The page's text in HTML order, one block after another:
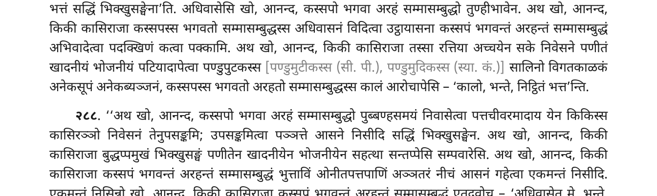
भत्तं सद्धिं भिक्खुसङ्घेना’ति. अधिवासेसि खो, आनन्द, कस्सपो भगवा अरहं सम्मासम्बुद्धो तुण्हीभावेन. अथ खो, आनन्द,
किकी कासिराजा कस्सपस्स भगवतो सम्मासम्बुद्धस्स अधिवासनं विदित्वा उट्ठायासना कस्सपं भगवन्तं अरहन्तं सम्मासम्बुद्धं
अभिवादेत्वा पदक्खिणं कत्वा पक्कामि. अथ खो, आनन्द, किकी कासिराजा तस्सा रत्तिया अच्चयेन सके निवेसने पणीतं
खादनीयं भोजनीयं पटियादापेत्वा पण्डुपुटकस्स [पण्डुमुटीकस्स (सी. पी.), पण्डुमुदिकस्स (स्या. कं.)] सालिनो विगतकाळकं
अनेकसूपं अनेकब्यञ्जनं, कस्सपस्स भगवतो अरहतो सम्मासम्बुद्धस्स कालं आरोचापेसि – ‘कालो, भन्ते, निट्ठितं भत्त’न्ति.
२८८. ‘‘अथ खो, आनन्द, कस्सपो भगवा अरहं सम्मासम्बुद्धो पुब्बण्हसमयं निवासेत्वा पत्तचीवरमादाय येन किकिस्स
कासिरञ्ञो निवेसनं तेनुपसङ्कमि; उपसङ्कमित्वा पञ्ञत्ते आसने निसीदि सद्धिं भिक्खुसङ्घेन. अथ खो, आनन्द, किकी
कासिराजा बुद्धप्पमुखं भिक्खुसङ्घं पणीतेन खादनीयेन भोजनीयेन सहत्था सन्तप्पेसि सम्पवारेसि. अथ खो, आनन्द, किकी
कासिराजा कस्सपं भगवन्तं अरहन्तं सम्मासम्बुद्धं भुत्ताविं ओनीतपत्तपाणिं अञ्ञतरं नीचं आसनं गहेत्वा एकमन्तं निसीदि.